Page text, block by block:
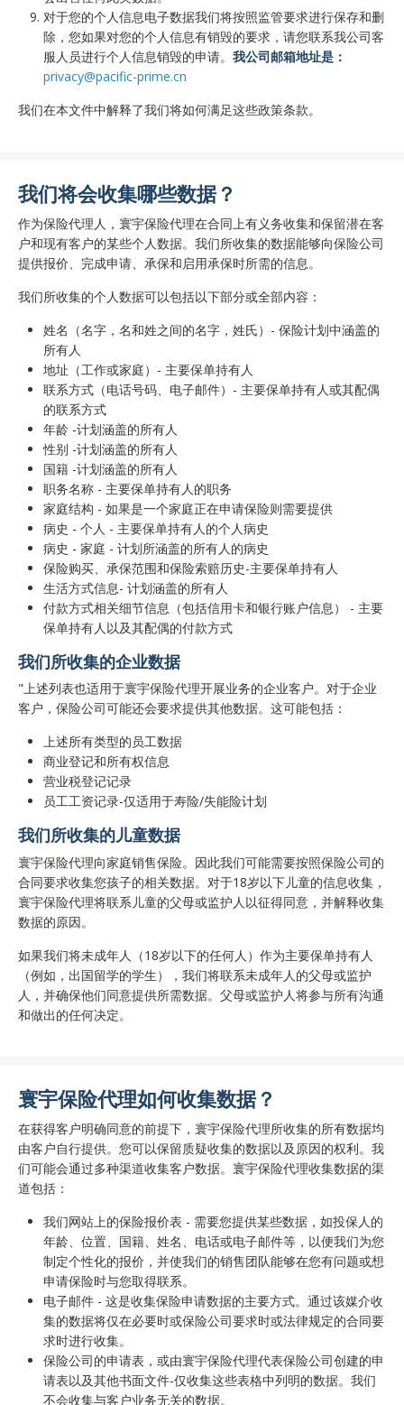
对于您的个人信息电子数据我们将按照监管要求进行保存和删
除，您如果对您的个人信息有销毁的要求，请您联系我公司客
服人员进行个人信息销毁的申请。 我公司邮箱地址是：
privacy@pacific-prime.cn
我们在本文件中解释了我们将如何满足这些政策条款。
我们将会收集哪些数据？
作为保险代理人，寰宇保险代理在合同上有义务收集和保留潜在客
户和现有客户的某些个人数据。我们所收集的数据能够向保险公司
提供报价、完成申请、承保和启用承保时所需的信息。
我们所收集的个人数据可以包括以下部分或全部内容：
姓名（名字，名和姓之间的名字，姓氏）- 保险计划中涵盖的
所有人
地址（工作或家庭）- 主要保单持有人
联系方式（电话号码、电子邮件）- 主要保单持有人或其配偶
的联系方式
年龄 -计划涵盖的所有人
性别 -计划涵盖的所有人
国籍 -计划涵盖的所有人
职务名称 - 主要保单持有人的职务
家庭结构 - 如果是一个家庭正在申请保险则需要提供
病史 - 个人 - 主要保单持有人的个人病史
病史 - 家庭 - 计划所涵盖的所有人的病史
保险购买、承保范围和保险索赔历史-主要保单持有人
生活方式信息- 计划涵盖的所有人
付款方式相关细节信息（包括信用卡和银行账户信息） - 主要
保单持有人以及其配偶的付款方式
我们所收集的企业数据
"上述列表也适用于寰宇保险代理开展业务的企业客户。对于企业
客户，保险公司可能还会要求提供其他数据。这可能包括：
上述所有类型的员工数据
商业登记和所有权信息
营业税登记记录
员工工资记录-仅适用于寿险/失能险计划
我们所收集的儿童数据
寰宇保险代理向家庭销售保险。因此我们可能需要按照保险公司的
合同要求收集您孩子的相关数据。对于18岁以下儿童的信息收集，
寰宇保险代理将联系儿童的父母或监护人以征得同意，并解释收集
数据的原因。
如果我们将未成年人（18岁以下的任何人）作为主要保单持有人
（例如，出国留学的学生），我们将联系未成年人的父母或监护
人，并确保他们同意提供所需数据。父母或监护人将参与所有沟通
和做出的任何决定。
寰宇保险代理如何收集数据？
在获得客户明确同意的前提下，寰宇保险代理所收集的所有数据均
由客户自行提供。您可以保留质疑收集的数据以及原因的权利。我
们可能会通过多种渠道收集客户数据。寰宇保险代理收集数据的渠
道包括：
我们网站上的保险报价表 - 需要您提供某些数据，如投保人的
年龄、位置、国籍、姓名、电话或电子邮件等，以便我们为您
制定个性化的报价，并使我们的销售团队能够在您有问题或想
申请保险时与您取得联系。
电子邮件 - 这是收集保险申请数据的主要方式。通过该媒介收
集的数据将仅在必要时或保险公司要求时或法律规定的合同要
求时进行收集。
保险公司的申请表，或由寰宇保险代理代表保险公司创建的申
请表以及其他书面文件-仅收集这些表格中列明的数据。我们
不会收集与客户业务无关的数据。